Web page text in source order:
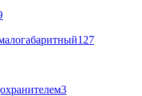
127
3